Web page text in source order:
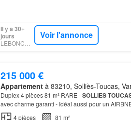
Il y a 30+
jours
LEBONCOIN
Voir l'annonce
215 000 €
Appartementà 83210, Solliès-Toucas,
Duplex 4 pièces 81 m² RARE -SOLLIES
avec charme garanti - Idéal aussi pour un
aménagements, SPACIEUX
4pièces
81 m²